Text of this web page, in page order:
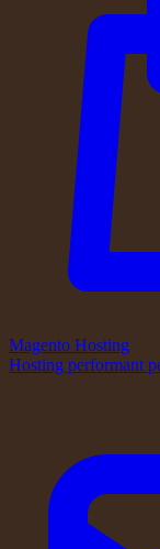
Magento Hosting
Hosting performant